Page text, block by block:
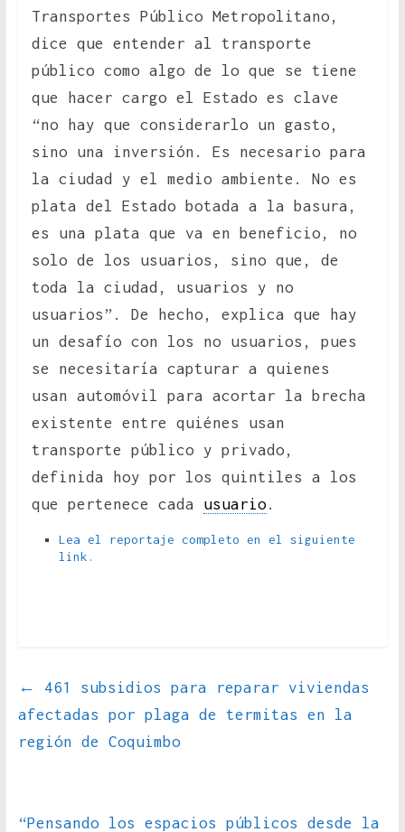
Transportes Público Metropolitano,
dice que entender al transporte
público como algo de lo que se tiene
que hacer cargo el Estado es clave
“no hay que considerarlo un gasto,
sino una inversión. Es necesario para
la ciudad y el medio ambiente. No es
plata del Estado botada a la basura,
es una plata que va en beneficio, no
solo de los usuarios, sino que, de
toda la ciudad, usuarios y no
usuarios”. De hecho, explica que hay
un desafío con los no usuarios, pues
se necesitaría capturar a quienes
usan automóvil para acortar la brecha
existente entre quiénes usan
transporte público y privado,
definida hoy por los quintiles a los
que pertenece cada usuario.
Lea el reportaje completo en el siguiente
link.
←
461 subsidios para reparar viviendas
afectadas por plaga de termitas en la
región de Coquimbo
“Pensando los espacios públicos desde la